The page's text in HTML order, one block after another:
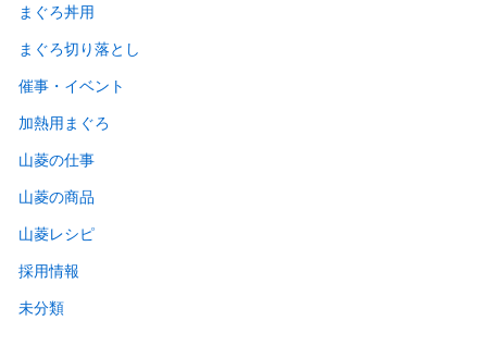
まぐろ丼用
まぐろ切り落とし
催事・イベント
加熱用まぐろ
山菱の仕事
山菱の商品
山菱レシピ
採用情報
未分類